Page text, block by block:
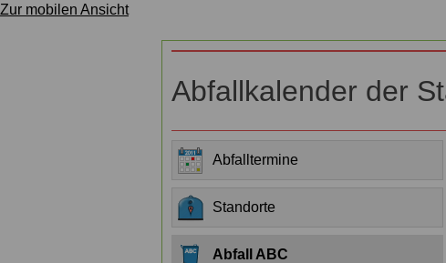
Zur mobilen Ansicht
Abfallkalender der
Abfalltermine
Standorte
Abfall ABC